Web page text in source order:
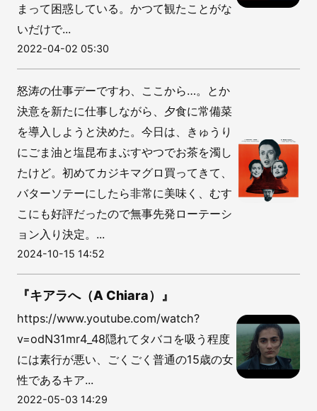
まって困惑している。かつて観たことがな
いだけで...
2022-04-02 05:30
怒涛の仕事デーですわ、ここから…。とか
決意を新たに仕事しながら、夕食に常備菜
を導入しようと決めた。今日は、きゅうり
にごま油と塩昆布まぶすやつでお茶を濁し
たけど。初めてカジキマグロ買ってきて、
バターソテーにしたら非常に美味く、むす
こにも好評だったので無事先発ローテーシ
ョン入り決定。...
2024-10-15 14:52
『キアラへ（A Chiara）』
https://www.youtube.com/watch?
v=odN31mr4_48隠れてタバコを吸う程度
には素行が悪い、ごくごく普通の15歳の女
性であるキア...
2022-05-03 14:29